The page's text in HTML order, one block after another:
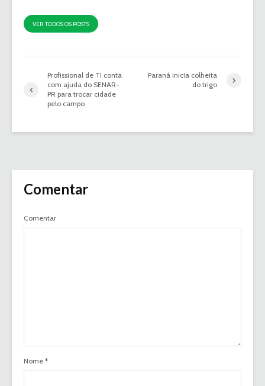
VER TODOS OS POSTS
Profissional de TI conta
com ajuda do SENAR-
PR para trocar cidade
pelo campo
Paraná inicia colheita
do trigo
Comentar
Comentar
Nome *